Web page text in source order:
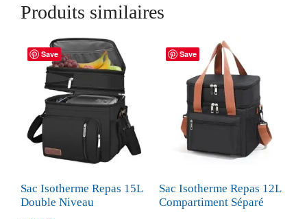
Produits similaires
Save
Sac Isotherme Repas 15L
Double Niveau
Save
Sac Isotherme Repas 12L
Compartiment Séparé